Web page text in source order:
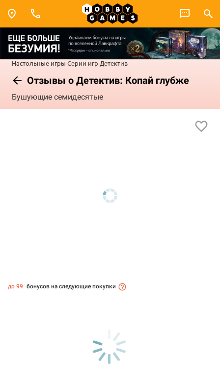
Настольные игры Серии игр Детектив
Отзывы о Детектив: Копай глубже
Бушующие семидесятые
до 99 бонусов на следующие покупки